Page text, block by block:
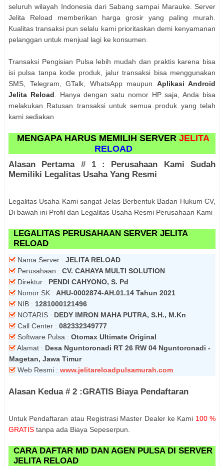
seluruh wilayah Indonesia dari Sabang sampai Marauke. Server
Jelita Reload memberikan harga grosir yang paling murah.
Kualitas transaksi pun selalu kami prioritaskan demi kenyamanan
pelanggan untuk menjual lagi ke konsumen.
Transaksi Pengisian Pulsa lebih mudah dan praktis karena bisa
isi pulsa tanpa kode produk, jalur transaksi bisa menggunakan
SMS, Telegram, GTalk, WhatsApp maupun Aplikasi Android
Jelita Reload . Hanya dengan satu nomor HP saja, Anda bisa
melakukan Ratusan transaksi untuk semua produk yang telah
kami sediakan
MENGAPA HARUS MEMILIH SERVER JELITA
RELOAD
Alasan Pertama # 1 : Perusahaan Kami Sudah
Memiliki Legalitas Usaha Yang Resmi
Legalitas Usaha Kami sangat Jelas Berbentuk Badan Hukum CV,
Di bawah ini Profil dan Legalitas Usaha Resmi Perusahaan Kami
LEGALITAS PERUSAHAAN SERVER JELITA
RELOAD
Nama Server : JELITA RELOAD
Perusahaan : CV. CAHAYA MULTI SOLUTION
Direktur : PENDI CAHYONO, S. Pd
Nomor SK : AHU-0002874-AH.01.14 Tahun 2021
NIB : 1281000121496
NOTARIS : DEDY IMRON MAHA PUTRA, S.H., M.Kn
Call Center : 082332349777
Software Pulsa : Otomax Ultimate Original
Alamat : Desa Nguntoronadi RT 26 RW 04 Nguntoronadi -
Magetan, Jawa Timur
Web Resmi : www.jelitareloadpulsamurah.com
Alasan Kedua # 2 :GRATIS Biaya Pendaftaran
Untuk Pendaftaran atau Registrasi Master Dealer ke Kami 100 %
GRATIS tanpa ada Biaya Sepeserpun.
CARA DAFTAR MD DAN AGEN PULSA DI SERVER
JELITA RELOAD